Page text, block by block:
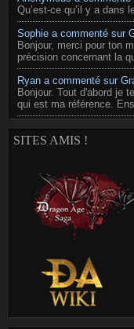
Qu’est-ce qu’il y a dans
Sophie a commenté sur
Bonjour, merci pour ton
précision concernant la
Ryan a commenté sur
Bonjour. Tout d'abord je
qui est ma référence.
SITES AMIS !